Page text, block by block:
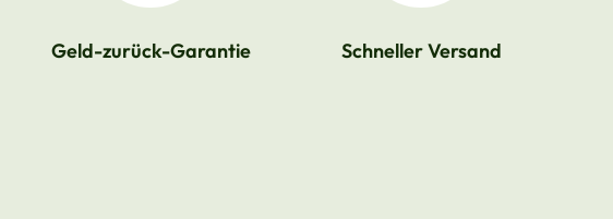
Geld-zurück-Garantie Schneller Versand